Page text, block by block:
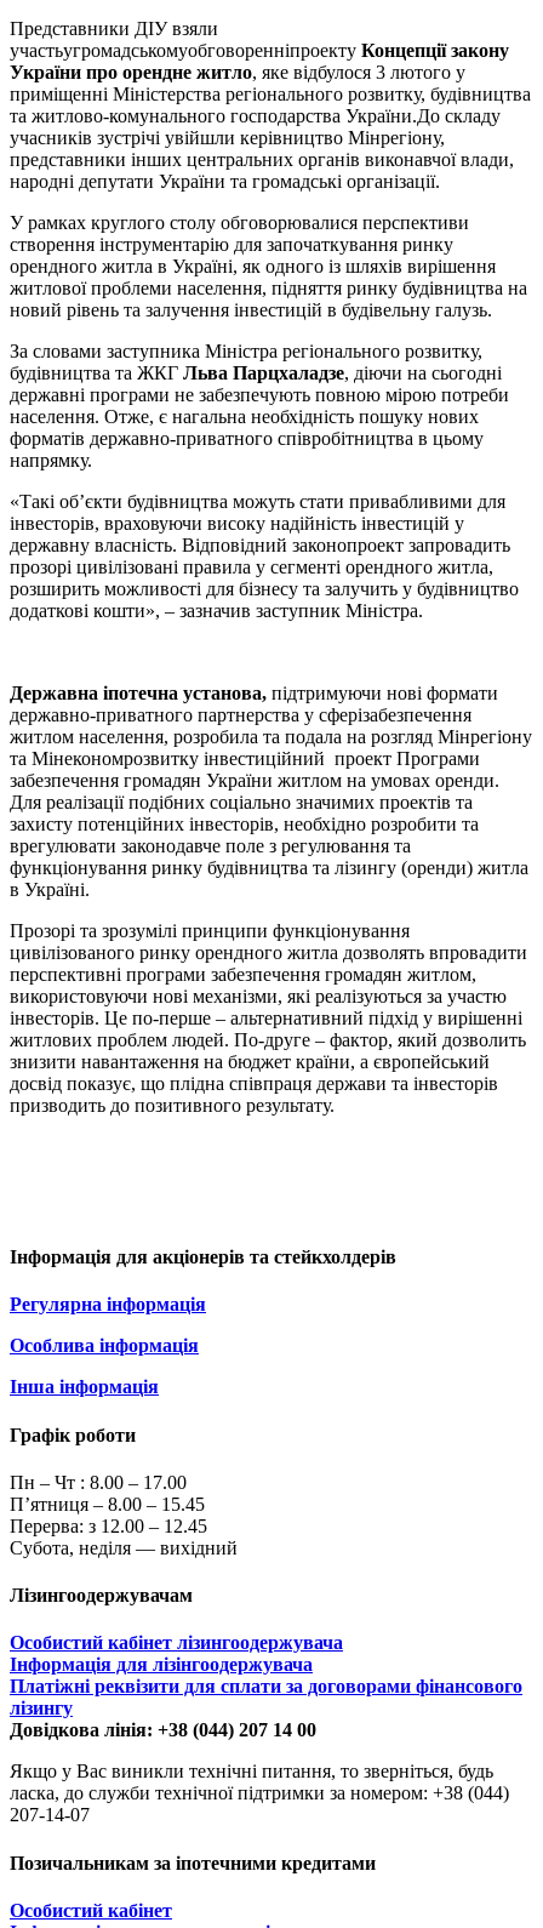
Представники ДІУ взяли
участьугромадськомуобговоренніпроекту Концепції закону
України про орендне житло, яке відбулося 3 лютого у
приміщенні Міністерства регіонального розвитку, будівництва
та житлово-комунального господарства України.До складу
учасників зустрічі увійшли керівництво Мінрегіону,
представники інших центральних органів виконавчої влади,
народні депутати України та громадські організації.
У рамках круглого столу обговорювалися перспективи
створення інструментарію для започаткування ринку
орендного житла в Україні, як одного із шляхів вирішення
житлової проблеми населення, підняття ринку будівництва на
новий рівень та залучення інвестицій в будівельну галузь.
За словами заступника Міністра регіонального розвитку,
будівництва та ЖКГ Льва Парцхаладзе, діючи на сьогодні
державні програми не забезпечують повною мірою потреби
населення. Отже, є нагальна необхідність пошуку нових
форматів державно-приватного співробітництва в цьому
напрямку.
«Такі об’єкти будівництва можуть стати привабливими для
інвесторів, враховуючи високу надійність інвестицій у
державну власність. Відповідний законопроект запровадить
прозорі цивілізовані правила у сегменті орендного житла,
розширить можливості для бізнесу та залучить у будівництво
додаткові кошти», – зазначив заступник Міністра.
Державна іпотечна установа, підтримуючи нові формати
державно-приватного партнерства у сферізабезпечення
житлом населення, розробила та подала на розгляд Мінрегіону
та Мінекономрозвитку інвестиційний проект Програми
забезпечення громадян України житлом на умовах оренди.
Для реалізації подібних соціально значимих проектів та
захисту потенційних інвесторів, необхідно розробити та
врегулювати законодавче поле з регулювання та
функціонування ринку будівництва та лізингу (оренди) житла
в Україні.
Прозорі та зрозумілі принципи функціонування
цивілізованого ринку орендного житла дозволять впровадити
перспективні програми забезпечення громадян житлом,
використовуючи нові механізми, які реалізуються за участю
інвесторів. Це по-перше – альтернативний підхід у вирішенні
житлових проблем людей. По-друге – фактор, який дозволить
знизити навантаження на бюджет країни, а європейський
досвід показує, що плідна співпраця держави та інвесторів
призводить до позитивного результату.
Інформація для акціонерів та стейкхолдерів
Регулярна інформація
Особлива інформація
Інша інформація
Графік роботи
Пн – Чт : 8.00 – 17.00
П’ятниця – 8.00 – 15.45
Перерва: з 12.00 – 12.45
Субота, неділя — вихідний
Лізингоодержувачам
Особистий кабінет лізингоодержувача
Інформація для лізінгоодержувача
Платіжні реквізити для сплати за договорами фінансового
лізингу
Довідкова лінія: +38 (044) 207 14 00
Якщо у Вас виникли технічні питання, то зверніться, будь
ласка, до служби технічної підтримки за номером: +38 (044)
207-14-07
Позичальникам за іпотечними кредитами
Особистий кабінет